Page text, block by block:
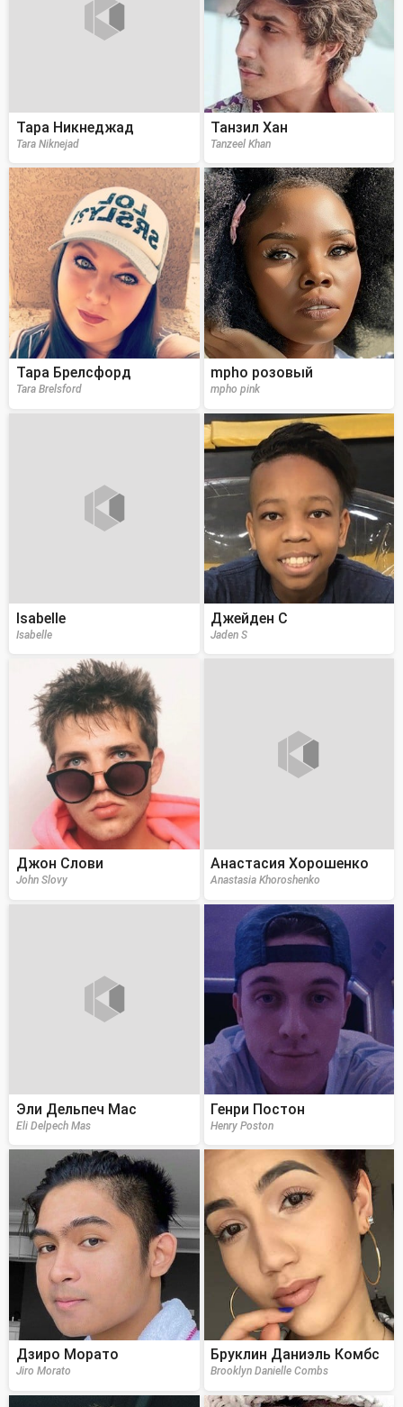
Тара Никнеджад
Tara Niknejad
Танзил Хан
Tanzeel Khan
Тара Брелсфорд
Tara Brelsford
mpho розовый
mpho pink
Isabelle
Isabelle
Джейден С
Jaden S
Джон Слови
John Slovy
Анастасия Хорошенко
Anastasia Khoroshenko
Эли Дельпеч Мас
Eli Delpech Mas
Генри Постон
Henry Poston
Дзиро Морато
Jiro Morato
Бруклин Даниэль Комбс
Brooklyn Danielle Combs